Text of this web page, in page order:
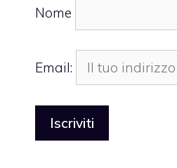
Nome
Email: